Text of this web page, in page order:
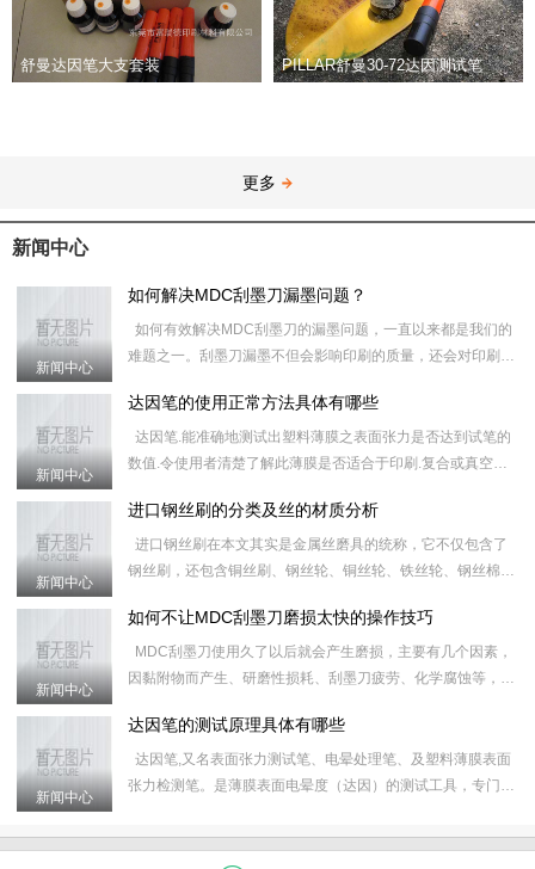
舒曼达因笔大支套装 PILLAR舒曼30-72达因测试笔
更多
新闻中心
新闻中心
如何解决MDC刮墨刀漏墨问题？
如何有效解决MDC刮墨刀的漏墨问题，一直以来都是我们的
难题之一。刮墨刀漏墨不但会影响印刷的质量，还会对印刷器
出现
新闻中心
达因笔的使用正常方法具体有哪些
达因笔.能准确地测试出塑料薄膜之表面张力是否达到试笔的
数值.令使用者清楚了解此薄膜是否适合于印刷.复合或真空镀
新闻中心
进口钢丝刷的分类及丝的材质分析
进口钢丝刷在本文其实是金属丝磨具的统称，它不仅包含了
钢丝刷，还包含铜丝刷、钢丝轮、铜丝轮、铁丝轮、钢丝棉、
&nb
新闻中心
如何不让MDC刮墨刀磨损太快的操作技巧
MDC刮墨刀使用久了以后就会产生磨损，主要有几个因素，
因黏附物而产生、研磨性损耗、刮墨刀疲劳、化学腐蚀等，这
的使
新闻中心
达因笔的测试原理具体有哪些
达因笔,又名表面张力测试笔、电晕处理笔、及塑料薄膜表面
张力检测笔。是薄膜表面电晕度（达因）的测试工具，专门用